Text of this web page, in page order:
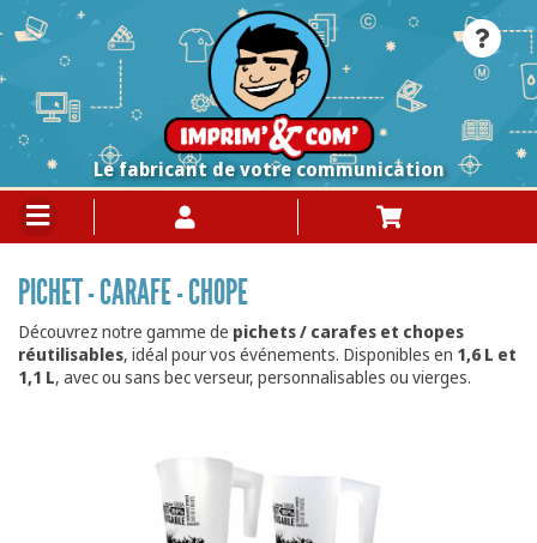
Le fabricant de votre communication
PICHET - CARAFE - CHOPE
Découvrez notre gamme de pichets / carafes et chopes
réutilisables, idéal pour vos événements. Disponibles en 1,6 L et
1,1 L, avec ou sans bec verseur, personnalisables ou vierges.